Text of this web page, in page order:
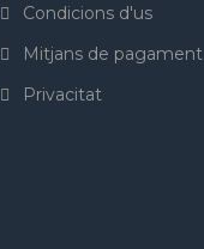
Condicions d'us
Mitjans de pagament
Privacitat